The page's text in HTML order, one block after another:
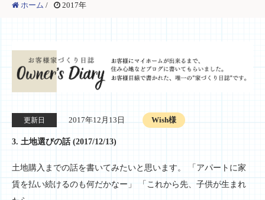
ホーム / 2017年
更新日 2017年12月13日 Wish様
3. 土地選びの話 (2017/12/13)
土地購入までの話を書いてみたいと思います。 「アパートに家
賃を払い続けるのも何だかなー」 「これから先、子供が生まれ